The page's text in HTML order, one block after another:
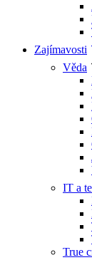
Zajímavosti
Věda
IT a
True